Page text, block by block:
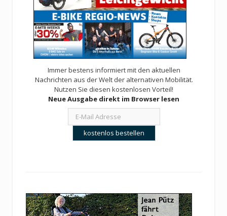
Immer bestens informiert mit den aktuellen
Nachrichten aus der Welt der alternativen Mobilität.
Nutzen Sie diesen kostenlosen Vorteil!
Neue Ausgabe direkt im Browser lesen